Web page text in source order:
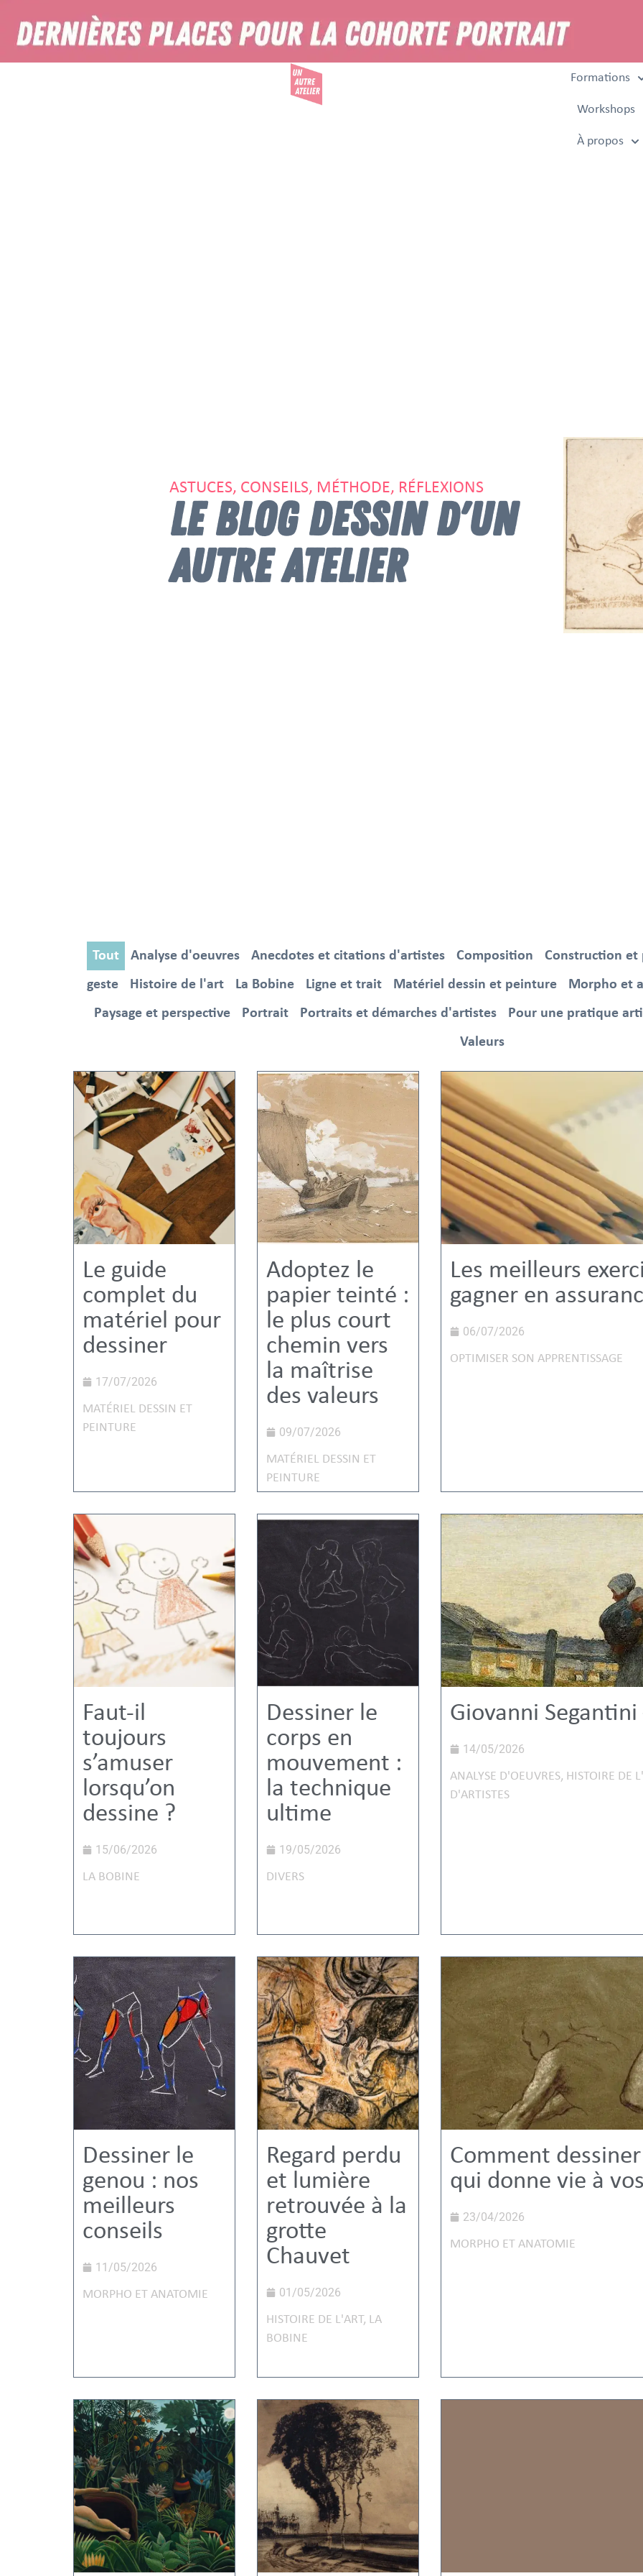
Formations
Workshops
À propos
ASTUCES, CONSEILS, MÉTHODE, RÉFLEXIONS
LE BLOG DESSIN D'UN
AUTRE ATELIER
Analyse d'oeuvres Anecdotes et citations d'artistes Composition
Construction
geste
Histoire de l'art La Bobine Ligne et trait Matériel dessin et peinture
Morpho et
Paysage et perspective
Portrait Portraits et démarches d'artistes
Pour une pratique
Valeurs
Tout
Le guide
complet du
matériel pour
dessiner
17/07/2026
MATÉRIEL DESSIN ET
PEINTURE
Adoptez le
papier teinté :
le plus court
chemin vers
la maîtrise
des valeurs
09/07/2026
MATÉRIEL DESSIN ET
PEINTURE
Les meilleurs
gagner en
06/07/2026
OPTIMISER SON APPRENTISSAGE
Faut-il
toujours
s’amuser
lorsqu’on
dessine ?
15/06/2026
LA BOBINE
Dessiner le
corps en
mouvement :
la technique
ultime
19/05/2026
DIVERS
Giovanni
14/05/2026
ANALYSE D'OEUVRES, HISTOIRE DE
D'ARTISTES
Dessiner le
genou : nos
meilleurs
conseils
11/05/2026
MORPHO ET ANATOMIE
Regard perdu
et lumière
retrouvée à la
grotte
Chauvet
01/05/2026
HISTOIRE DE L'ART, LA
BOBINE
Comment
qui donne vie à
23/04/2026
MORPHO ET ANATOMIE